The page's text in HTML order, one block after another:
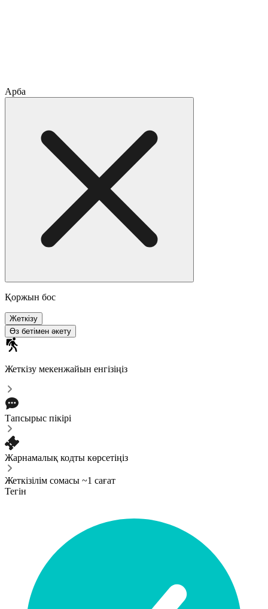
Арба
Қоржын бос
Жеткізу
Өз бетімен әкету
Жеткізу мекенжайын енгізіңіз
Тапсырыс пікірі
Жарнамалық кодты көрсетіңіз
Жеткізілім сомасы ~1 сағат
Тегін